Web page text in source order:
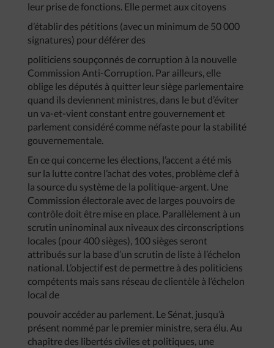
leur prise de fonctions. Elle permet aux citoyens
d’établir des pétitions (avec un minimum de 50 000
signatures) pour déférer des
politiciens soupçonnés de corruption à la nouvelle
Commission Anti-Corruption. Par ailleurs, elle
oblige les députés à quitter leur siège parlementaire
quand ils deviennent ministres, dans le but d’éviter
un va-et-vient constant entre gouvernement et
parlement considéré comme néfaste pour la stabilité
gouvernementale.
En ce qui concerne les élections, l’accent a été mis
sur la lutte contre l’achat des votes, problème clef à
la source du système de la politique-argent. Une
Commission électorale avec de larges pouvoirs de
contrôle doit être mise en place. Parallèlement à un
scrutin uninominal aux niveaux des circonscriptions
locales (pour 400 sièges), 100 sièges seront
attribués sur la base d’un scrutin de liste à l’échelon
national. L’objectif est de permettre à des politiciens
compétents mais sans réseau de clientèle à l’échelon
local de
pouvoir accéder au parlement. Le Sénat, jusqu’à
présent nommé par le premier ministre, sera élu. Au
chapître des libertés civiles et politiques, une